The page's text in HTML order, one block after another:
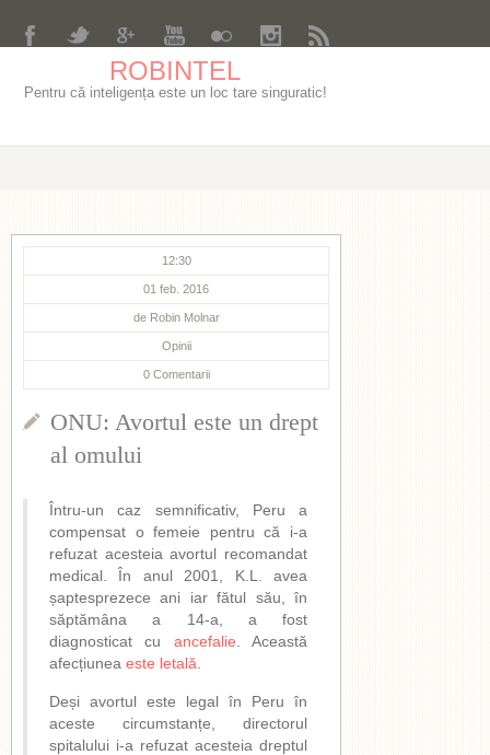
ROBINTEL
Pentru că inteligența este un loc tare singuratic!
12:30
01 feb. 2016
de Robin Molnar
Opinii
0 Comentarii
ONU: Avortul este un drept
al omului
Întru-un caz semnificativ, Peru a
compensat o femeie pentru că i-a
refuzat acesteia avortul recomandat
medical. În anul 2001, K.L. avea
șaptesprezece ani iar fătul său, în
săptămâna a 14-a, a fost
diagnosticat cu ancefalie . Această
afecțiunea este letală
Deși avortul este legal în Peru în
aceste circumstanțe, directorul
spitalului i-a refuzat acesteia dreptul